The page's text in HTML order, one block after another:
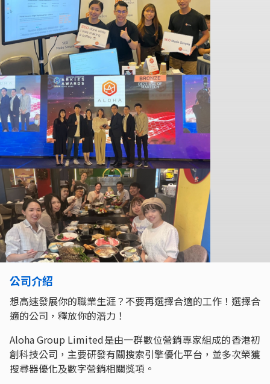
公司介紹
想高速發展你的職業生涯？不要再選擇合適的工作！選擇合
適的公司，釋放你的潛力！
Aloha Group Limited是由一群數位營銷專家組成的香港初
創科技公司，主要研發有關搜索引擎優化平台，並多次榮獲
搜尋器優化及數字營銷相關獎項。